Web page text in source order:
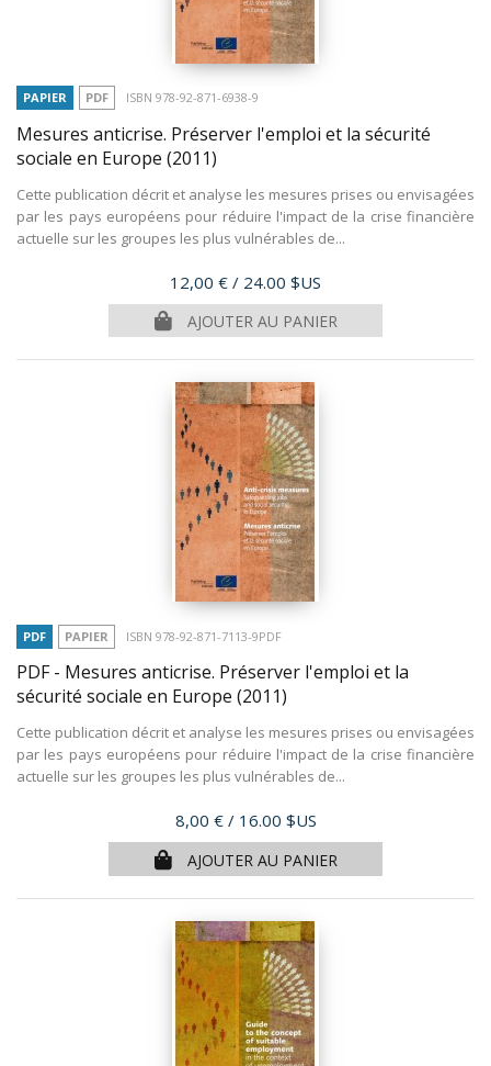
PAPIER PDF ISBN 978-92-871-6938-9
Mesures anticrise. Préserver l'emploi et la sécurité
sociale en Europe (2011)
Cette publication décrit et analyse les mesures prises ou envisagées
par les pays européens pour réduire l'impact de la crise financière
actuelle sur les groupes les plus vulnérables de...
Prix
12,00 € / 24.00 $US
AJOUTER AU PANIER
PDF PAPIER ISBN 978-92-871-7113-9PDF
PDF - Mesures anticrise. Préserver l'emploi et la
sécurité sociale en Europe (2011)
Cette publication décrit et analyse les mesures prises ou envisagées
par les pays européens pour réduire l'impact de la crise financière
actuelle sur les groupes les plus vulnérables de...
Prix
8,00 € / 16.00 $US
AJOUTER AU PANIER